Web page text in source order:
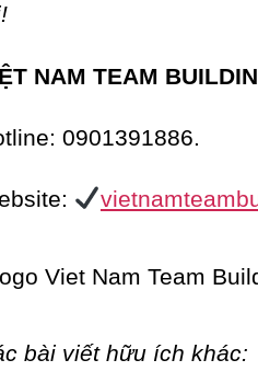
NAM TEAM
0901391886.
bài viết hữu ích khác: